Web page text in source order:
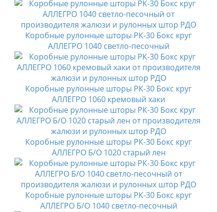
Коробные рулонные шторы РК-30 Бокс круг
АЛЛЕГРО 1040 светло-песочный
Коробные рулонные шторы РК-30 Бокс круг
АЛЛЕГРО 1060 кремовый хаки
Коробные рулонные шторы РК-30 Бокс круг
АЛЛЕГРО Б/О 1020 старый лен
Коробные рулонные шторы РК-30 Бокс круг
АЛЛЕГРО Б/О 1040 светло-песочный